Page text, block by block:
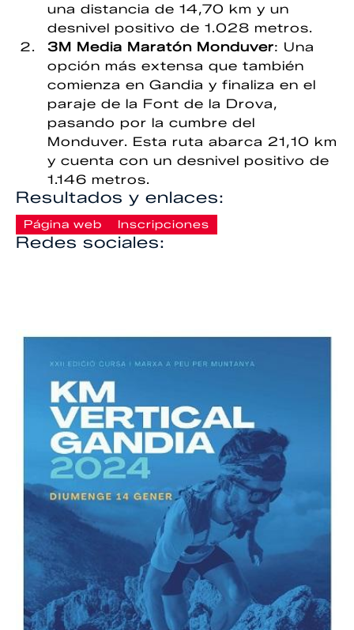
una distancia de 14,70 km y un
desnivel positivo de 1.028 metros.
3M Media Maratón Monduver: Una
opción más extensa que también
comienza en Gandia y finaliza en el
paraje de la Font de la Drova,
pasando por la cumbre del
Monduver. Esta ruta abarca 21,10 km
y cuenta con un desnivel positivo de
1.146 metros.
Resultados y enlaces:
Página web Inscripciones
Redes sociales: